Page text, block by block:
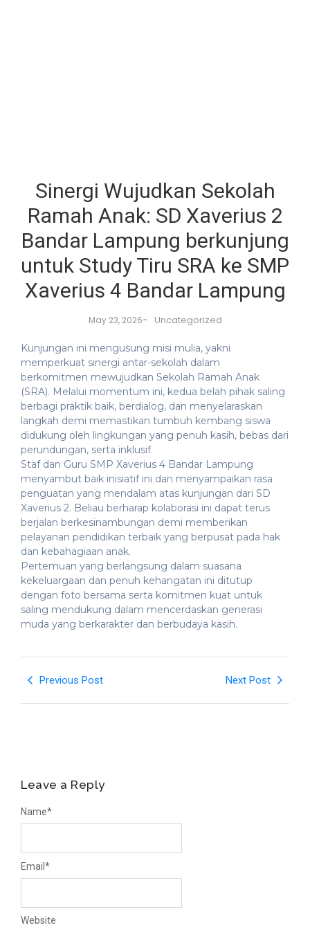
Sinergi Wujudkan Sekolah
Ramah Anak: SD Xaverius 2
Bandar Lampung berkunjung
untuk Study Tiru SRA ke SMP
Xaverius 4 Bandar Lampung
May 23, 2026- Uncategorized
Kunjungan ini mengusung misi mulia, yakni
memperkuat sinergi antar-sekolah dalam
berkomitmen mewujudkan Sekolah Ramah Anak
(SRA). Melalui momentum ini, kedua belah pihak saling
berbagi praktik baik, berdialog, dan menyelaraskan
langkah demi memastikan tumbuh kembang siswa
didukung oleh lingkungan yang penuh kasih, bebas dari
perundungan, serta inklusif.
​Staf dan Guru SMP Xaverius 4 Bandar Lampung
menyambut baik inisiatif ini dan menyampaikan rasa
penguatan yang mendalam atas kunjungan dari SD
Xaverius 2. Beliau berharap kolaborasi ini dapat terus
berjalan berkesinambungan demi memberikan
pelayanan pendidikan terbaik yang berpusat pada hak
dan kebahagiaan anak.
​Pertemuan yang berlangsung dalam suasana
kekeluargaan dan penuh kehangatan ini ditutup
dengan foto bersama serta komitmen kuat untuk
saling mendukung dalam mencerdaskan generasi
muda yang berkarakter dan berbudaya kasih.
Previous Post Next Post
Leave a Reply
Name*
Email *
Website